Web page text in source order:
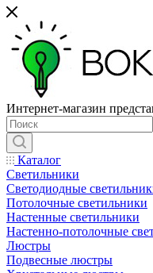
Интернет-магазин
Каталог
Светильники
Светодиодные
Потолочные светильники
Настенные светильники
Настенно-потолочные
Люстры
Подвесные люстры